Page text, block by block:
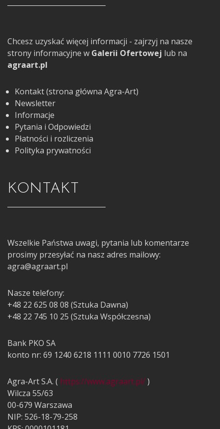
Chcesz uzyskać więcej informacji - zajrzyj na nasze
strony informacyjne w Galerii Ofertowej lub na
agraart.pl
Kontakt (strona główna Agra-Art)
Newsletter
Informacje
Pytania i Odpowiedzi
Płatności i rozliczenia
Polityka prywatności
KONTAKT
Wszelkie Państwa uwagi, pytania lub komentarze
prosimy przesyłać na nasz adres mailowy:
agra@agraart.pl
Nasze telefony:
+48 22 625 08 08 (Sztuka Dawna)
+48 22 745 10 25 (Sztuka Współczesna)
Bank PKO SA
konto nr: 69 1240 6218 1111 0010 7726 1501
Agra-Art S.A. ( https://www.agraart.pl/)
Wilcza 55/63
00-679 Warszawa
NIP: 526-18-79-258